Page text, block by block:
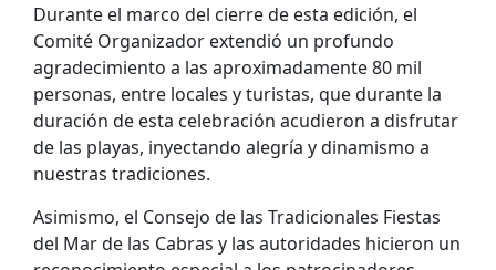
Durante el marco del cierre de esta edición, el
Comité Organizador extendió un profundo
agradecimiento a las aproximadamente 80 mil
personas, entre locales y turistas, que durante la
duración de esta celebración acudieron a disfrutar
de las playas, inyectando alegría y dinamismo a
nuestras tradiciones.
Asimismo, el Consejo de las Tradicionales Fiestas
del Mar de las Cabras y las autoridades hicieron un